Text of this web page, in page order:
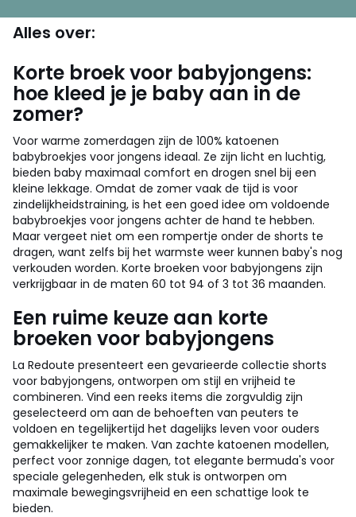
Alles over:
Korte broek voor babyjongens:
hoe kleed je je baby aan in de
zomer?
Voor warme zomerdagen zijn de 100% katoenen
babybroekjes voor jongens ideaal. Ze zijn licht en luchtig,
bieden baby maximaal comfort en drogen snel bij een
kleine lekkage. Omdat de zomer vaak de tijd is voor
zindelijkheidstraining, is het een goed idee om voldoende
babybroekjes voor jongens achter de hand te hebben.
Maar vergeet niet om een rompertje onder de shorts te
dragen, want zelfs bij het warmste weer kunnen baby's nog
verkouden worden. Korte broeken voor babyjongens zijn
verkrijgbaar in de maten 60 tot 94 of 3 tot 36 maanden.
Een ruime keuze aan korte
broeken voor babyjongens
La Redoute presenteert een gevarieerde collectie shorts
voor babyjongens, ontworpen om stijl en vrijheid te
combineren. Vind een reeks items die zorgvuldig zijn
geselecteerd om aan de behoeften van peuters te
voldoen en tegelijkertijd het dagelijks leven voor ouders
gemakkelijker te maken. Van zachte katoenen modellen,
perfect voor zonnige dagen, tot elegante bermuda's voor
speciale gelegenheden, elk stuk is ontworpen om
maximale bewegingsvrijheid en een schattige look te
bieden.